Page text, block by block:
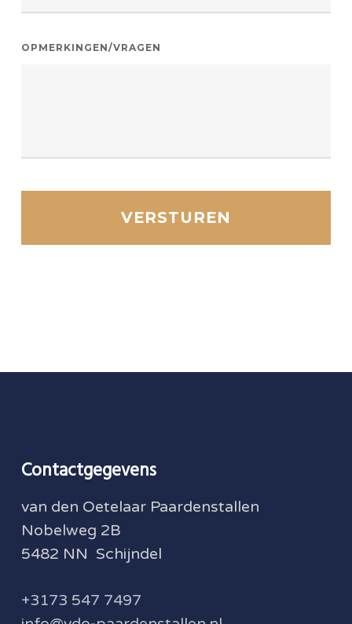
OPMERKINGEN/VRAGEN
Contactgegevens
van den Oetelaar Paardenstallen
Nobelweg 2B
5482 NN Schijndel
+3173 547 7497